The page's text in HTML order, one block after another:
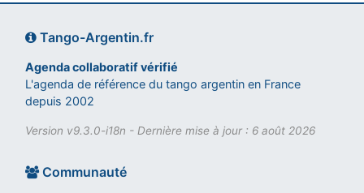
Tango-Argentin.fr
Agenda collaboratif vérifié
L'agenda de référence du tango argentin en France
depuis 2002
Version v9.3.0-i18n - Dernière mise à jour : 6 août 2026
Communauté